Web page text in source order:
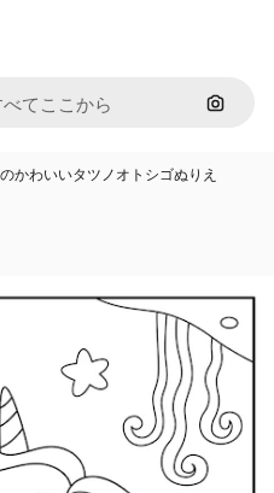
画像で
かわいいタツノオトシゴぬりえ